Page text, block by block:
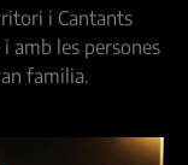
les persones
familia.